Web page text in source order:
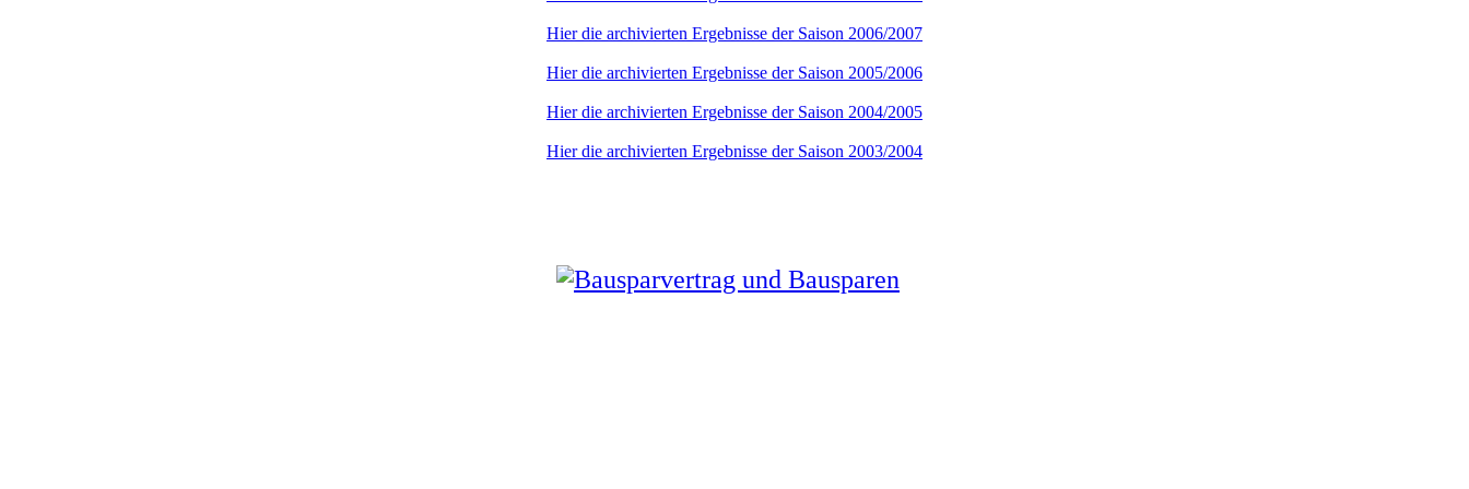
Hier die archivierten Ergebnisse der Saison 2006/2007
Hier die archivierten Ergebnisse der Saison 2005/2006
Hier die archivierten Ergebnisse der Saison 2004/2005
Hier die archivierten Ergebnisse der Saison 2003/2004